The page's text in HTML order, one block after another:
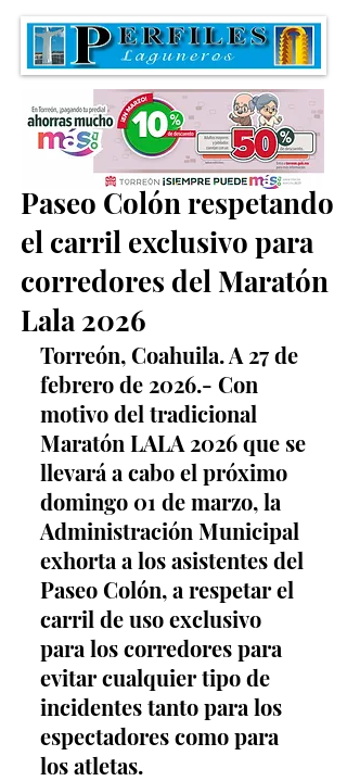
Invitan a disfrutar del
Paseo Colón respetando
el carril exclusivo para
corredores del Maratón
Lala 2026
Torreón, Coahuila. A 27 de
febrero de 2026.- Con
motivo del tradicional
Maratón LALA 2026 que se
llevará a cabo el próximo
domingo 01 de marzo, la
Administración Municipal
exhorta a los asistentes del
Paseo Colón, a respetar el
carril de uso exclusivo
para los corredores para
evitar cualquier tipo de
incidentes tanto para los
espectadores como para
los atletas.